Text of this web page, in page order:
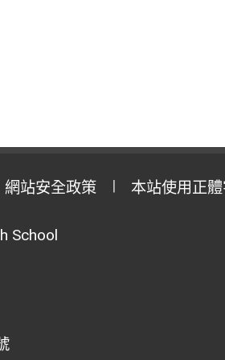
網站安全政策 本站使用正
School